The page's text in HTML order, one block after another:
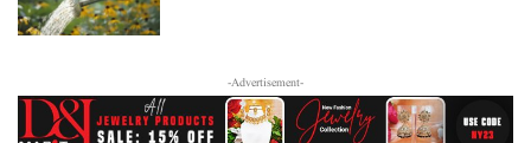
-Advertisement-